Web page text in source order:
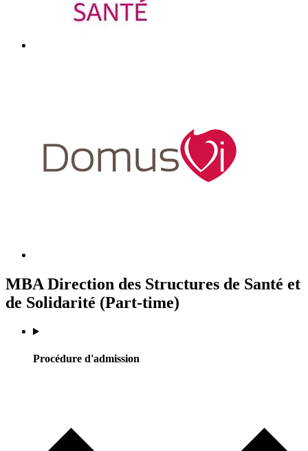
MBA Direction des Structures de Santé et
de Solidarité (Part-time)
Procédure d'admission